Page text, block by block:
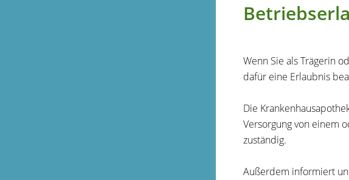
Wenn Sie als Trägerin
dafür eine Erlaubnis
Die
Versorgung von einem
zuständig.
Außerdem informiert